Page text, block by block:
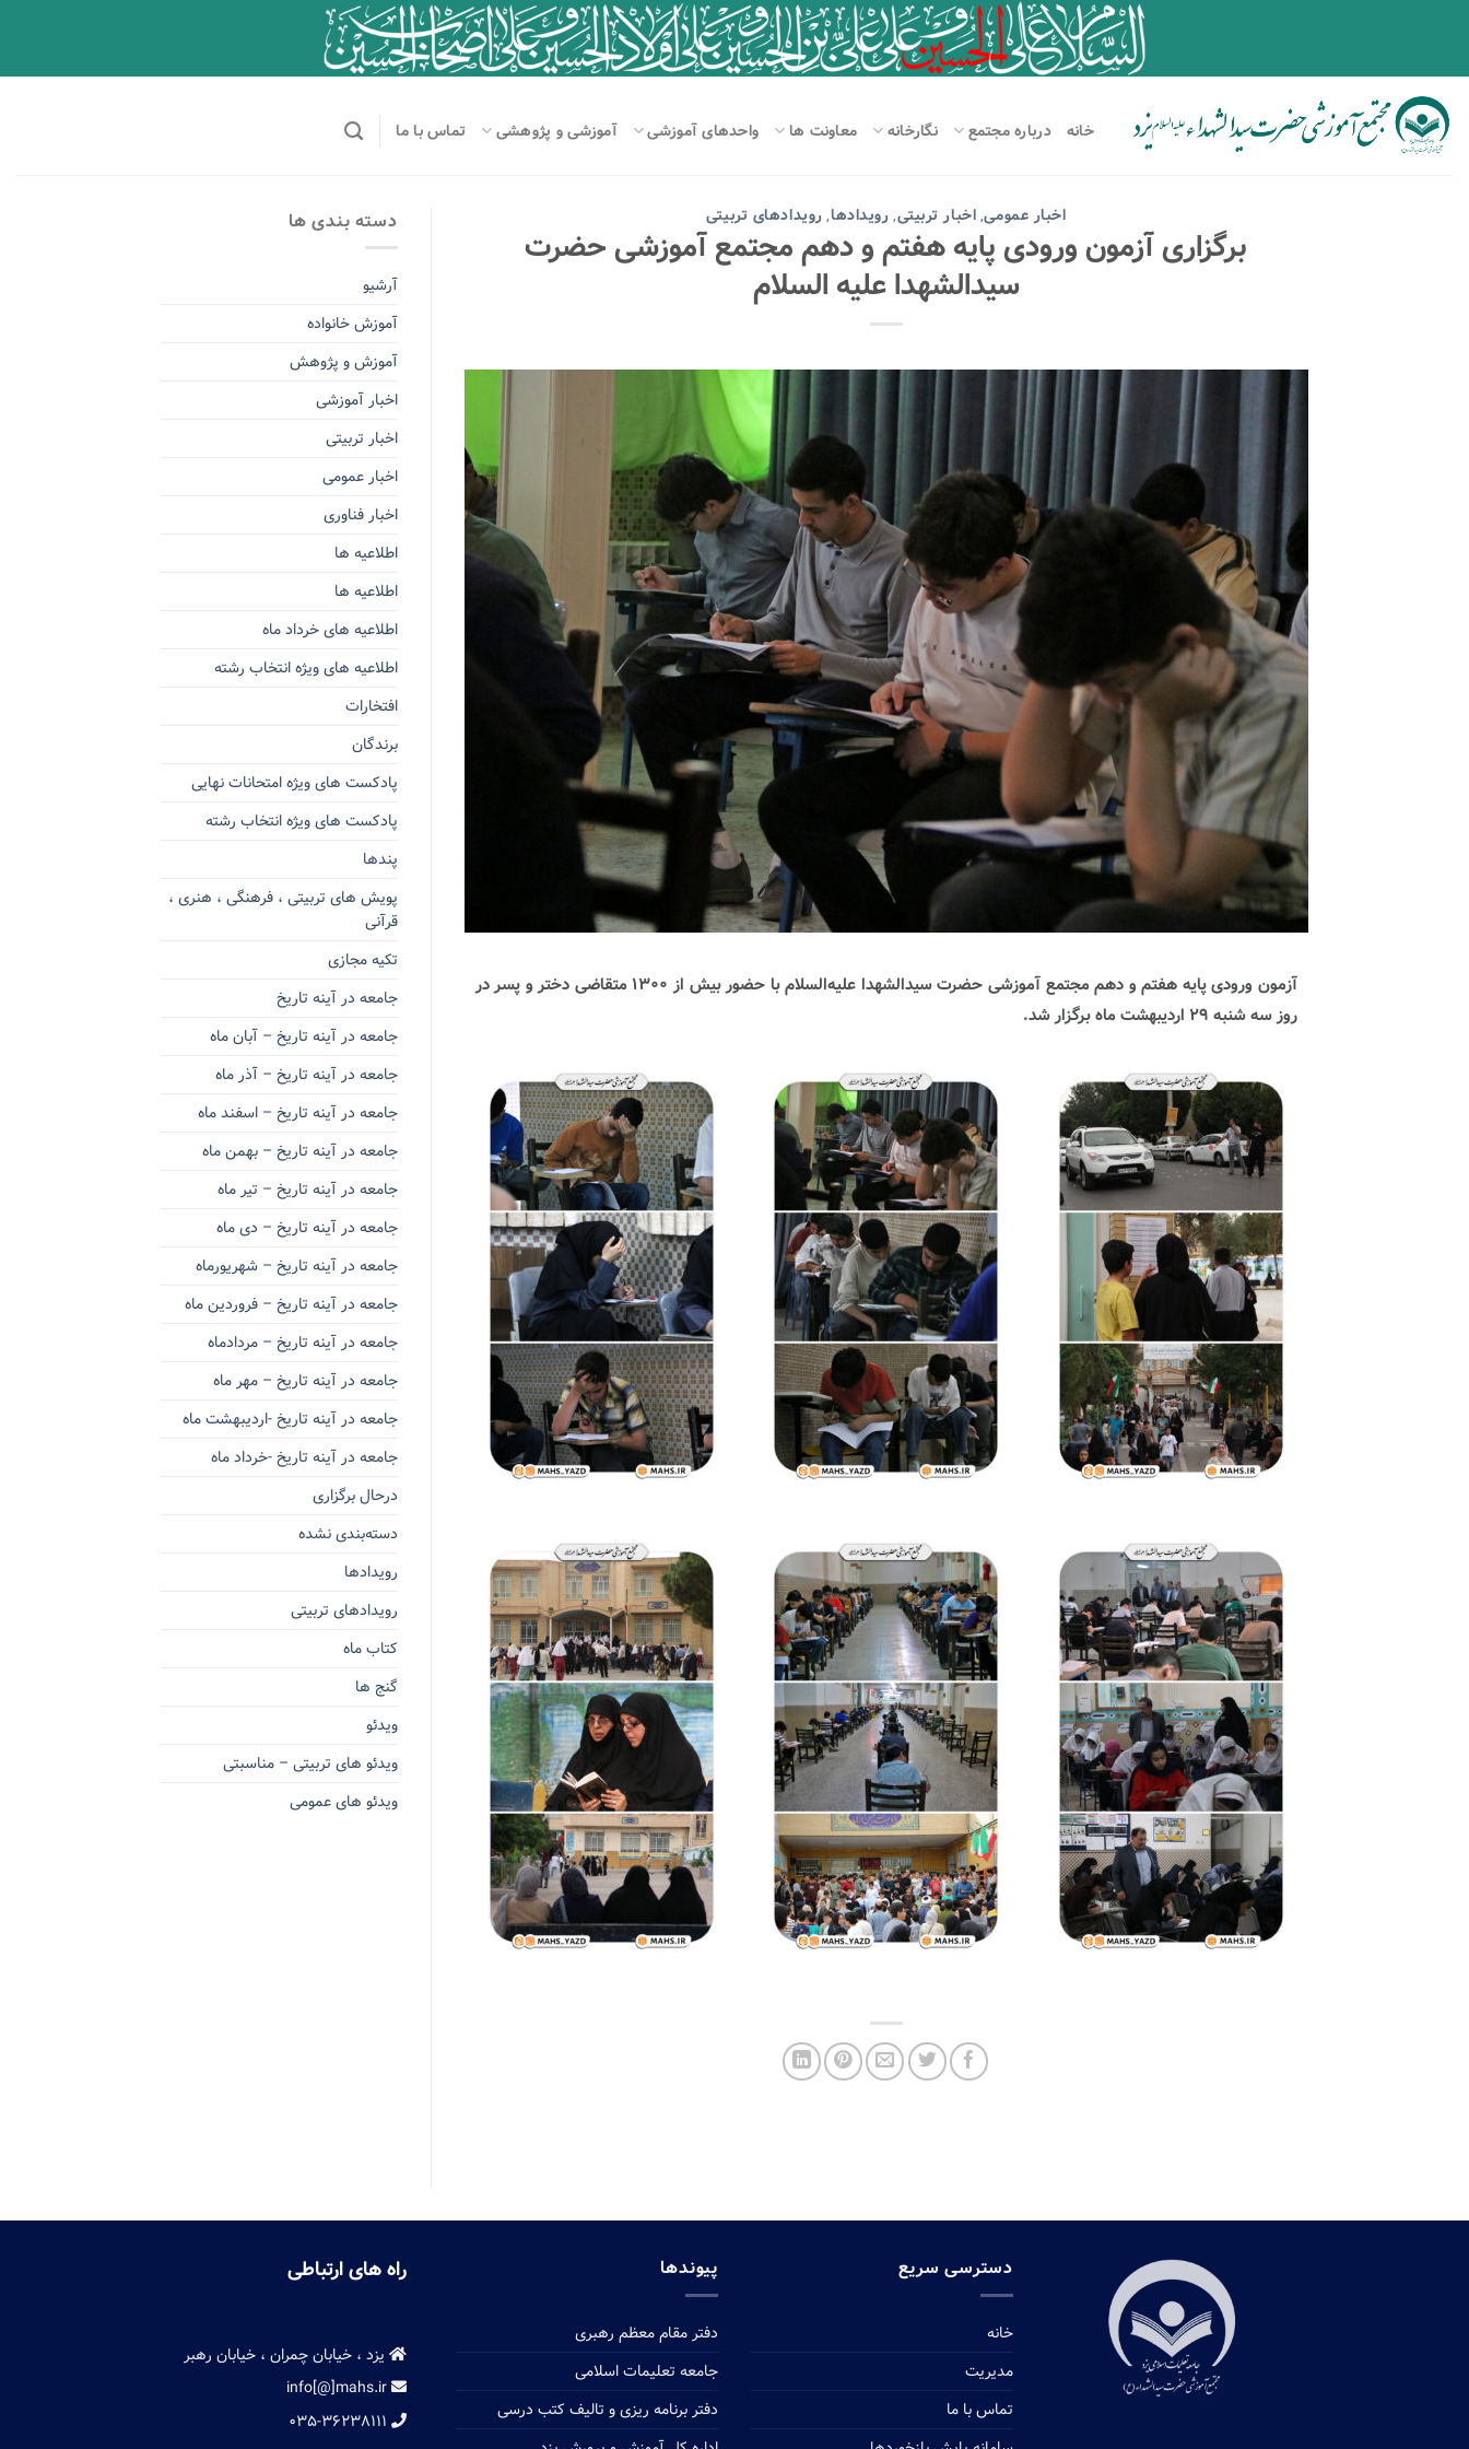
خانه درباره مجتمع نگارخانه معاونت ها واحدهای آموزشی آموزشی و پژوهشی تماس با ما
اخبار عمومی, اخبار تربیتی, رویدادها, رویدادهای تربیتی
برگزاری آزمون ورودی پایه هفتم و دهم مجتمع آموزشی حضرت
سیدالشهدا علیه السلام
آزمون ورودی پایه هفتم و دهم مجتمع آموزشی حضرت سیدالشهدا علیه‌السلام با حضور بیش از ۱۳۰۰ متقاضی دختر و پسر در
روز سه شنبه ۲۹ اردیبهشت ماه برگزار شد.
دسته بندی ها
آرشیو
آموزش خانواده
آموزش و پژوهش
اخبار آموزشی
اخبار تربیتی
اخبار عمومی
اخبار فناوری
اطلاعیه ها
اطلاعیه ها
اطلاعیه های خرداد ماه
اطلاعیه های ویژه انتخاب رشته
افتخارات
برندگان
پادکست های ویژه امتحانات نهایی
پادکست های ویژه انتخاب رشته
پندها
پویش های تربیتی ، فرهنگی ، هنری ،
قرآنی
تکیه مجازی
جامعه در آینه تاریخ
جامعه در آینه تاریخ – آبان ماه
جامعه در آینه تاریخ – آذر ماه
جامعه در آینه تاریخ – اسفند ماه
جامعه در آینه تاریخ – بهمن ماه
جامعه در آینه تاریخ – تیر ماه
جامعه در آینه تاریخ – دی ماه
جامعه در آینه تاریخ – شهریورماه
جامعه در آینه تاریخ – فروردین ماه
جامعه در آینه تاریخ – مردادماه
جامعه در آینه تاریخ – مهر ماه
جامعه در آینه تاریخ -اردیبهشت ماه
جامعه در آینه تاریخ -خرداد ماه
درحال برگزاری
دسته‌بندی نشده
رویدادها
رویدادهای تربیتی
کتاب ماه
گنج ها
ویدئو
ویدئو های تربیتی – مناسبتی
ویدئو های عمومی
دسترسی سریع
خانه
مدیریت
تماس با ما
پیوندها
دفتر مقام معظم رهبری
جامعه تعلیمات اسلامی
دفتر برنامه ریزی و تالیف کتب درسی
راه های ارتباطی
یزد ، خیابان چمران ، خیابان رهبر